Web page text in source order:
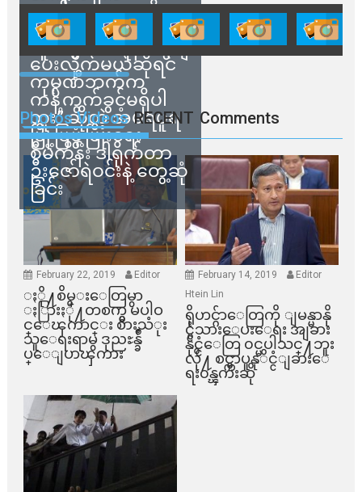
ရောင်းချမှုတွေကို
သက်ဆိုင်ရာတာဝန်ရှိ
သူတွေက ဂရန်တွေချ
ပေးလိုက်မယ်ဆိုရင်
ကုမ္ပဏီဘက်က
ကန့်ကွက်ခွင့်မရှိပါ
ဘူး” ဆိုတဲ့ အမရပူရ
မြို့ပြဖွံ့ဖြိုးရေး
စီမံကိန်း ဒါရိုက်တာ
ဦးဇော်ရဲဝင်းနဲ့ တွေ့ဆုံ
ခြင်း
Photos Videos RECENT Comments
February 22, 2019 Editor
ႏို႔စိမ္းေတြမွာ
ႏြားႏို႔တစက္မွ မပါဝ
င္ေၾကာင္း စားသံုး
သူေရးရာမွ ဒုညႊန္ခ်ဳ
ပ္ေျပာၾကား
February 14, 2019
Editor
Htein Lin
ရိုဟင္ဂ်ာေတြကို ျမန္မာနို
င္ငံသားေပးေရး အျခား
နိုင္ငံေတြ ၀င္မပါသင္႔ဘူး
လို႔ စင္ကာပူနုိင္ငံျခားေ
ရး၀န္ၾကီးဆို